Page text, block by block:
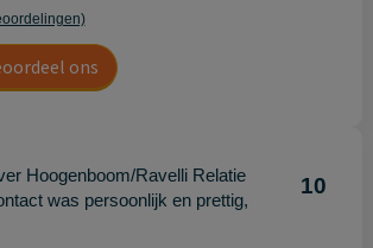
ons
Hoogenboom/Ravelli Relatie
was persoonlijk en prettig,
10